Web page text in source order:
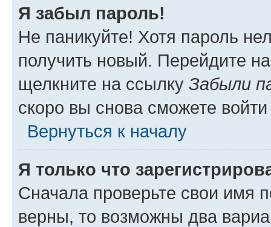
Я забыл пароль!
Не паникуйте! Хотя пароль
получить новый. Перейдите
щелкните на ссылку Забыли
скоро вы снова сможете
Вернуться к началу
Я только что
Сначала проверьте свои имя
верны, то возможны два